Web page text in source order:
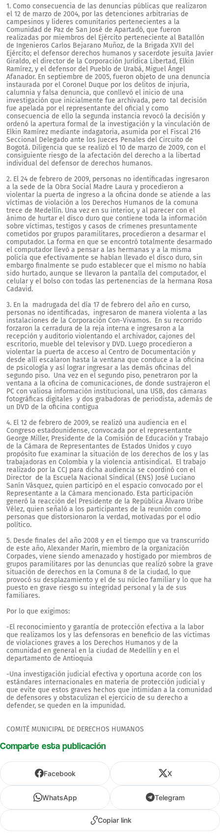
1. Como consecuencia de las denuncias públicas que realizaron
el 12 de marzo de 2004, por las detenciones arbitrarias de
campesinos y lideres comunitarios pertenecientes a la
Comunidad de Paz de San José de Apartadó, que fueron
realizadas por miembros del Ejército perteneciente al Batallón
de Ingenieros Carlos Bejarano Muñoz, de la Brigada XVII del
Ejército; el defensor derechos humanos y sacerdote jesuita Javier
Giraldo, el director de la Corporación Jurídica Libertad, Elkin
Ramírez, y el defensor del Pueblo de Urabá, Miguel Ángel
Afanador. En septiembre de 2005, fueron objeto de una denuncia
instaurada por el Coronel Duque por los delitos de injuria,
calumnia y falsa denuncia, que conllevó el inicio de una
investigación que inicialmente fue archivada, pero tal decisión
fue apelada por el representante del oficial y como
consecuencia de ello la segunda instancia revocó la decisión y
ordenó la apertura formal de la investigación y la vinculación de
Elkin Ramírez mediante indagatoria, asumida por el Fiscal 216
Seccional Delegado ante los Jueces Penales del Circuito de
Bogotá. Diligencia que se realizó el 10 de marzo de 2009, con el
consiguiente riesgo de la afectación del derecho a la libertad
individual del defensor de derechos humanos.
2. El 24 de febrero de 2009, personas no identificadas ingresaron
a la sede de la Obra Social Madre Laura y procedieron a
violentar la puerta de ingreso a la oficina donde se atiende a las
víctimas de violación a los Derechos Humanos de la comuna
trece de Medellín. Una vez en su interior, y al parecer con el
ánimo de hurtar el disco duro que contiene toda la información
sobre víctimas, testigos y casos de crímenes presuntamente
cometidos por grupos paramilitares, procedieron a desarmar el
computador. La forma en que se encontró totalmente desarmado
el computador llevó a pensar a las hermanas y a la misma
policía que efectivamente se habían llevado el disco duro, sin
embargo finalmente se pudo establecer que el mismo no había
sido hurtado, aunque se llevaron la pantalla del computador, el
celular y el bolso con todas las pertenencias de la hermana Rosa
Cadavid.
3. En la madrugada del día 17 de febrero del año en curso,
personas no identificadas, ingresaron de manera violenta a las
instalaciones de la Corporación Con-Vivamos. En su recorrido
forzaron la cerradura de la reja interna e ingresaron a la
recepción y auditorio violentando el archivador, cajones del
escritorio, mueble del televisor y DVD. Luego procedieron a
violentar la puerta de acceso al Centro de Documentación y
desde allí escalaron hasta la ventana que conduce a la oficina
de psicología y así lograr ingresar a las demás oficinas del
segundo piso. Una vez en el segundo piso, penetraron por la
ventana a la oficina de comunicaciones, de donde sustrajeron el
PC con valiosa información institucional, una USB, dos cámaras
fotográficas digitales y dos grabadoras de periodista, además de
un DVD de la oficina contigua
4. El 12 de febrero de 2009, se realizó una audiencia en el
Congreso estadounidense, convocada por el representante
George Miller, Presidente de la Comisión de Educación y Trabajo
de la Cámara de Representantes de Estados Unidos y cuyo
propósito fue examinar la situación de los derechos de los y las
trabajadoras en Colombia y la violencia antisindical. El trabajo
realizado por la CCJ para dicha audiencia se coordinó con el
Director de la Escuela Nacional Sindical (ENS) José Luciano
Sanín Vásquez, quien participó en el espacio convocado por el
Representante a la Cámara mencionado. Esta participación
generó la reacción del Presidente de la República Álvaro Uribe
Vélez, quien señaló a los participantes de la reunión como
personas que distorsionaron la verdad, motivadas por el odio
político.
5. Desde finales del año 2008 y en el tiempo que va transcurrido
de este año, Alexander Marín, miembro de la organización
Corpades, viene siendo amenazado y hostigado por miembros de
grupos paramilitares por las denuncias que realizó sobre la grave
situación de derechos en la Comuna 8 de la ciudad, lo que
provocó su desplazamiento y el de su núcleo familiar y lo que ha
puesto en grave riesgo su integridad personal y la de sus
familiares.
Por lo que exigimos:
-El reconocimiento y garantía de protección efectiva a la labor
que realizamos los y las defensoras en beneficio de las víctimas
de violaciones graves a los Derechos Humanos y de la
comunidad en general en la ciudad de Medellín y en el
departamento de Antioquia
-Una investigación judicial efectiva y oportuna acorde con los
estándares internacionales en materia de protección judicial y
que evite que estos graves hechos que intimidan a la comunidad
de defensores y obstaculizan el ejercicio de su derecho a
defender, se queden en la impunidad.
COMITÉ MUNICIPAL DE DERECHOS HUMANOS
Comparte esta publicación
Facebook X
WhatsApp Telegram
Copiar link